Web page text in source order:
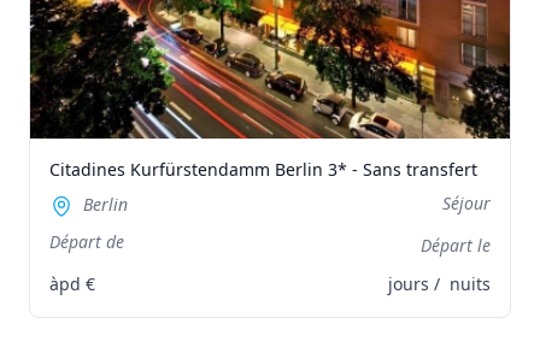
Citadines Kurfürstendamm Berlin 3* - Sans transfert
Berlin
Séjour
Départ de
Départ le
àpd € jours / nuits